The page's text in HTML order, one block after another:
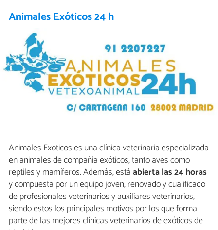
Animales Exóticos 24 h
Animales Exóticos es una clínica veterinaria especializada
en animales de compañía exóticos, tanto aves como
reptiles y mamíferos. Además, estáabierta las 24 horas
y compuesta por un equipo joven, renovado y cualificado
de profesionales veterinarios y auxiliares veterinarios,
siendo estos los principales motivos por los que forma
parte de las mejores clínicas veterinarios de exóticos de